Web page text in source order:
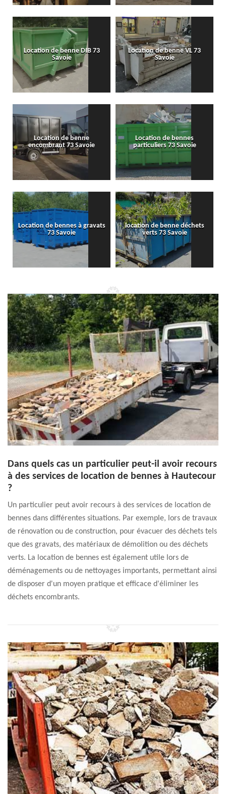
Location de benne DIB 73
Savoie
Location de benne VL 73
Savoie
Location de benne
encombrant 73 Savoie
Location de bennes
particuliers 73 Savoie
Location de bennes à gravats
73 Savoie
location de benne déchets
verts 73 Savoie
Dans quels cas un particulier peut-il avoir recours
à des services de location de bennes à Hautecour
?
Un particulier peut avoir recours à des services de location de
bennes dans différentes situations. Par exemple, lors de travaux
de rénovation ou de construction, pour évacuer des déchets tels
que des gravats, des matériaux de démolition ou des déchets
verts. La location de bennes est également utile lors de
déménagements ou de nettoyages importants, permettant ainsi
de disposer d'un moyen pratique et efficace d'éliminer les
déchets encombrants.